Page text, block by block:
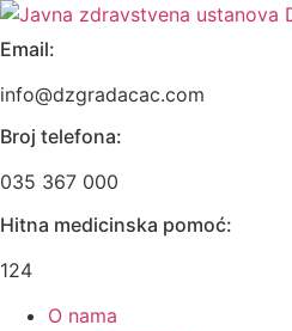
Skip
to
Email:
info@dzgradacac.com
Broj telefona:
035 367 000
Hitna medicinska pomoć:
124
O nama